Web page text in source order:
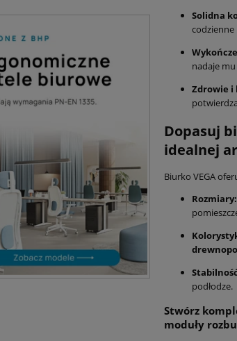
Solidna
nadaje
Zdrowie i
Dopasuj
idealnej
Biurko VEGA
Rozmiary:
podłodze.
Stwórz
moduły